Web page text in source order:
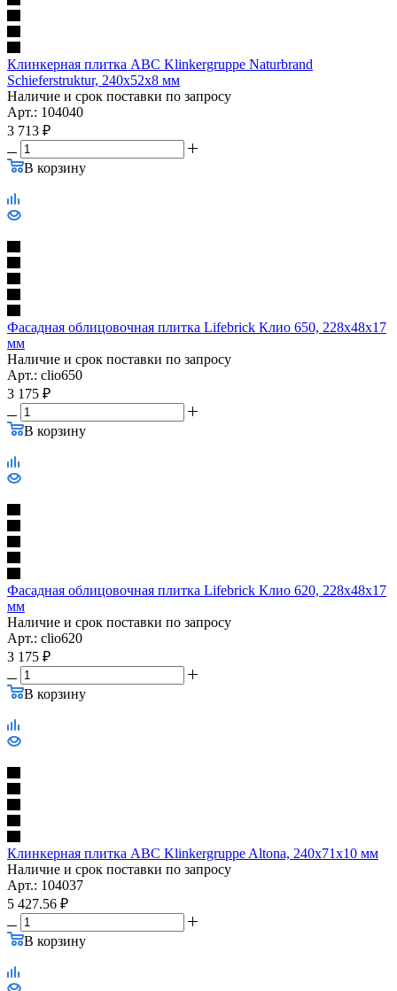
Клинкерная плитка ABC Klinkergruppe Naturbrand
Schieferstruktur, 240х52х8 мм
Наличие и срок поставки по запросу
Арт.: 104040
3 713 ₽
В корзину
Фасадная облицовочная плитка Lifebrick Клио 650, 228х48х17
мм
Наличие и срок поставки по запросу
Арт.: clio650
3 175 ₽
В корзину
Фасадная облицовочная плитка Lifebrick Клио 620, 228х48х17
мм
Наличие и срок поставки по запросу
Арт.: clio620
3 175 ₽
В корзину
Клинкерная плитка ABC Klinkergruppe Altona, 240х71х10 мм
Наличие и срок поставки по запросу
Арт.: 104037
5 427.56 ₽
В корзину